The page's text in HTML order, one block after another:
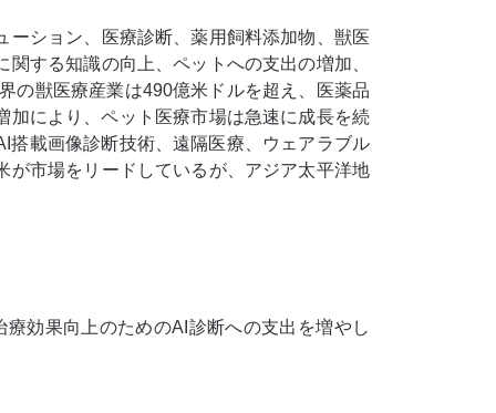
ション、医療診断、薬用飼料添加物、獣医
する知識の向上、ペットへの支出の増加、
の獣医療産業は490億米ドルを超え、医薬品
加により、ペット医療市場は急速に成長を続
載画像診断技術、遠隔医療、ウェアラブル
が市場をリードしているが、アジア太平洋地
効果向上のためのAI診断への支出を増やし